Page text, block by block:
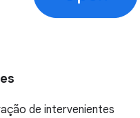
de intervenientes